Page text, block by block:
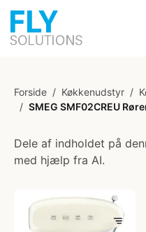
Forside / Køkkenudstyr /
/ SMEG SMF02CREU
Dele af indholdet på
med hjælp fra AI.